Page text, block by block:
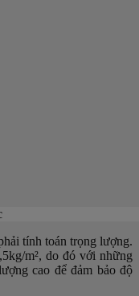
tính toán trọng lượng.
m², do đó với những
cao để đảm bảo độ